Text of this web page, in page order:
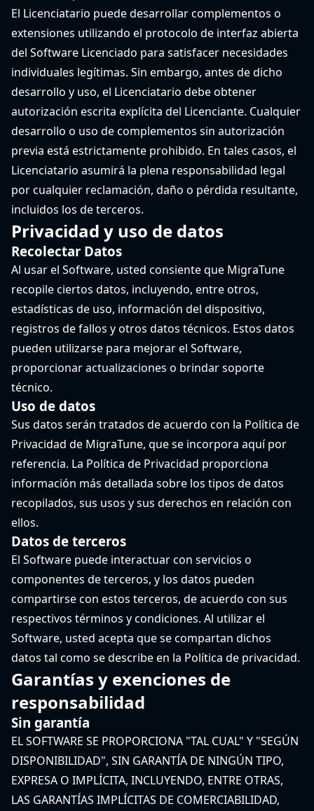
El Licenciatario puede desarrollar complementos o
extensiones utilizando el protocolo de interfaz abierta
del Software Licenciado para satisfacer necesidades
individuales legítimas. Sin embargo, antes de dicho
desarrollo y uso, el Licenciatario debe obtener
autorización escrita explícita del Licenciante. Cualquier
desarrollo o uso de complementos sin autorización
previa está estrictamente prohibido. En tales casos, el
Licenciatario asumirá la plena responsabilidad legal
por cualquier reclamación, daño o pérdida resultante,
incluidos los de terceros.
Privacidad y uso de datos
Recolectar Datos
Al usar el Software, usted consiente que MigraTune
recopile ciertos datos, incluyendo, entre otros,
estadísticas de uso, información del dispositivo,
registros de fallos y otros datos técnicos. Estos datos
pueden utilizarse para mejorar el Software,
proporcionar actualizaciones o brindar soporte
técnico.
Uso de datos
Sus datos serán tratados de acuerdo con la Política de
Privacidad de MigraTune, que se incorpora aquí por
referencia. La Política de Privacidad proporciona
información más detallada sobre los tipos de datos
recopilados, sus usos y sus derechos en relación con
ellos.
Datos de terceros
El Software puede interactuar con servicios o
componentes de terceros, y los datos pueden
compartirse con estos terceros, de acuerdo con sus
respectivos términos y condiciones. Al utilizar el
Software, usted acepta que se compartan dichos
datos tal como se describe en la Política de privacidad.
Garantías y exenciones de
responsabilidad
Sin garantía
EL SOFTWARE SE PROPORCIONA "TAL CUAL" Y "SEGÚN
DISPONIBILIDAD", SIN GARANTÍA DE NINGÚN TIPO,
EXPRESA O IMPLÍCITA, INCLUYENDO, ENTRE OTRAS,
LAS GARANTÍAS IMPLÍCITAS DE COMERCIABILIDAD,